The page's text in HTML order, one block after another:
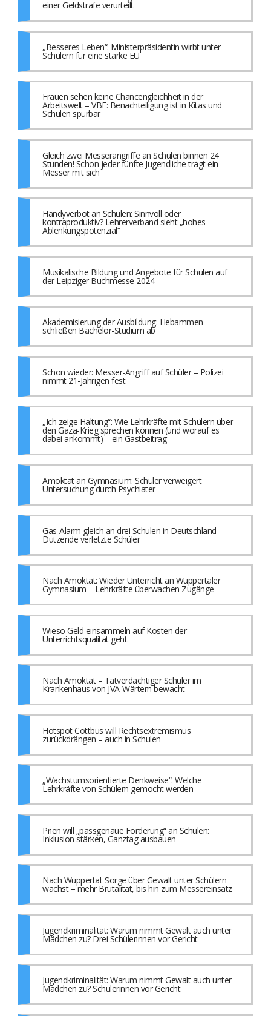
einer Geldstrafe verurteilt
„Besseres Leben“: Ministerpräsidentin wirbt unter
Schülern für eine starke EU
Frauen sehen keine Chancengleichheit in der
Arbeitswelt – VBE: Benachteiligung ist in Kitas und
Schulen spürbar
Gleich zwei Messerangriffe an Schulen binnen 24
Stunden! Schon jeder fünfte Jugendliche trägt ein
Messer mit sich
Handyverbot an Schulen: Sinnvoll oder
kontraproduktiv? Lehrerverband sieht „hohes
Ablenkungspotenzial“
Musikalische Bildung und Angebote für Schulen auf
der Leipziger Buchmesse 2024
Akademisierung der Ausbildung: Hebammen
schließen Bachelor-Studium ab
Schon wieder: Messer-Angriff auf Schüler – Polizei
nimmt 21-Jährigen fest
„Ich zeige Haltung“: Wie Lehrkräfte mit Schülern über
den Gaza-Krieg sprechen können (und worauf es
dabei ankommt) – ein Gastbeitrag
Amoktat an Gymnasium: Schüler verweigert
Untersuchung durch Psychiater
Gas-Alarm gleich an drei Schulen in Deutschland –
Dutzende verletzte Schüler
Nach Amoktat: Wieder Unterricht an Wuppertaler
Gymnasium – Lehrkräfte überwachen Zugänge
Wieso Geld einsammeln auf Kosten der
Unterrichtsqualität geht
Nach Amoktat – Tatverdächtiger Schüler im
Krankenhaus von JVA-Wärtern bewacht
Hotspot Cottbus will Rechtsextremismus
zurückdrängen – auch in Schulen
„Wachstumsorientierte Denkweise“: Welche
Lehrkräfte von Schülern gemocht werden
Prien will „passgenaue Förderung“ an Schulen:
Inklusion stärken, Ganztag ausbauen
Nach Wuppertal: Sorge über Gewalt unter Schülern
wächst – mehr Brutalität, bis hin zum Messereinsatz
Jugendkriminalität: Warum nimmt Gewalt auch unter
Mädchen zu? Drei Schülerinnen vor Gericht
Jugendkriminalität: Warum nimmt Gewalt auch unter
Mädchen zu? Schülerinnen vor Gericht